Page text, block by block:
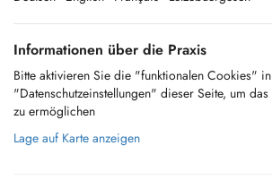
Informationen über die Praxis
Bitte aktivieren Sie die "funktionalen Cookies"
"Datenschutzeinstellungen" dieser Seite, um
zu ermöglichen
Lage auf Karte anzeigen